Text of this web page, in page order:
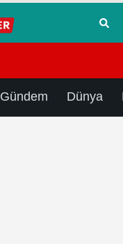
Gündem Dünya